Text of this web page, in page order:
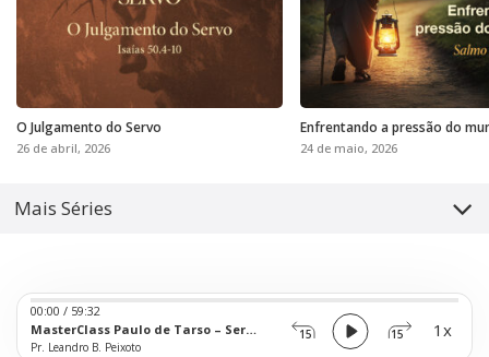
O Julgamento do Servo
26 de abril, 2026
Enfrentando a pressão do
24 de maio, 2026
Mais Séries
MasterClass Paulo de Tarso – Servir a Deus – Parte 2
Pr. Leandro B. Peixoto
Audio
Player
15 15
00:00 / 59:32
1x